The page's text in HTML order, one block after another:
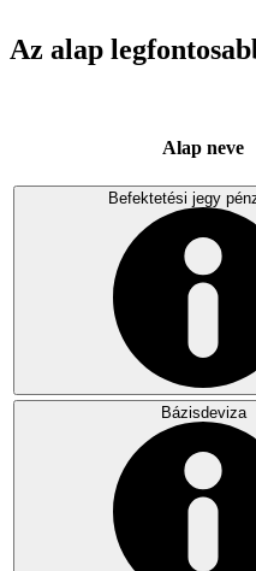
Az alap
Alap neve
Befektetési jegy
Bázisdeviza